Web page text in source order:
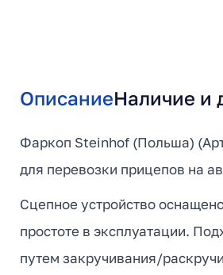
ОписаниеНаличие и
Фаркоп Steinhof (Польша)
для перевозки прицепов на
Сцепное устройство
простоте в эксплуатации.
путем закручивания/